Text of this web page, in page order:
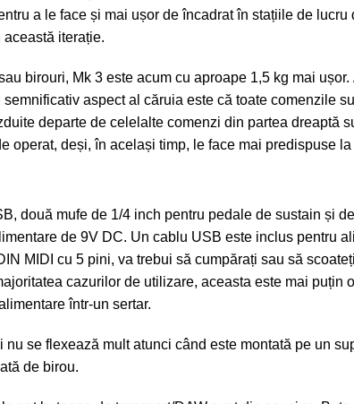
a le face și mai ușor de încadrat în stațiile de lucru
iterație.
birouri, Mk 3 este acum cu aproape 1,5 kg mai
aspect al căruia este că toate comenzile
departe de celelalte comenzi din partea dreaptă
operat, deși, în același timp, le face mai predispuse
două mufe de 1/4 inch pentru pedale de sustain și
de 9V DC. Un cablu USB este inclus pentru
MIDI cu 5 pini, va trebui să cumpărați sau să
cazurilor de utilizare, aceasta este mai puțin
într-un sertar.
se flexează mult atunci când este montată pe un
de birou.